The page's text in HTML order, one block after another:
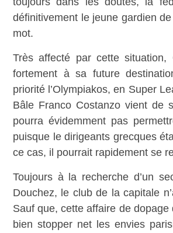
définitivement le jeune gardien
mot.
Très affecté par cette situation,
fortement à sa future
priorité l’Olympiakos, en Super
Bâle Franco Costanzo vient de
pourra évidemment pas
puisque le dirigeants grecques
ce cas, il pourrait rapidement se
Toujours à la recherche d’un
Douchez, le club de la capitale
Sauf que, cette affaire de dopage
bien stopper net les envies